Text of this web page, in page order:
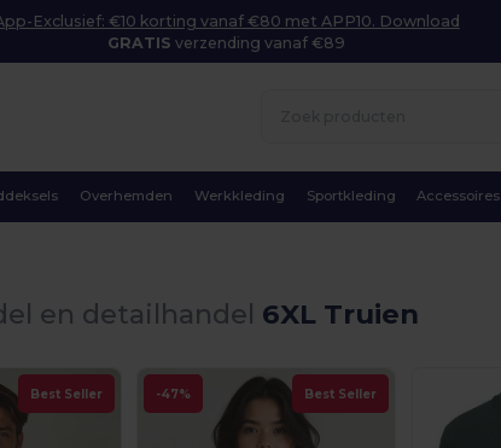
Exclusief: €10 korting vanaf €80 met APP10. Download
GRATIS verzending vanaf €89
Overhemden Werkkleding Sportkleding Accessoires
en detailhandel 6XL Truien
Best Seller -47% Best Seller